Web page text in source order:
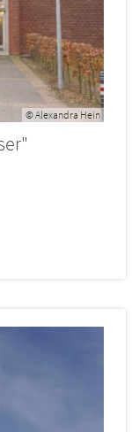
© Alexandra Hein